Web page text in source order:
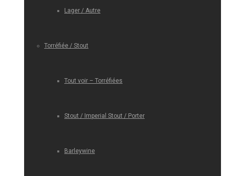
Lager / Autre
Torréfiée / Stout
Tout voir – Torréfiées
Stout / Imperial Stout / Porter
Barleywine